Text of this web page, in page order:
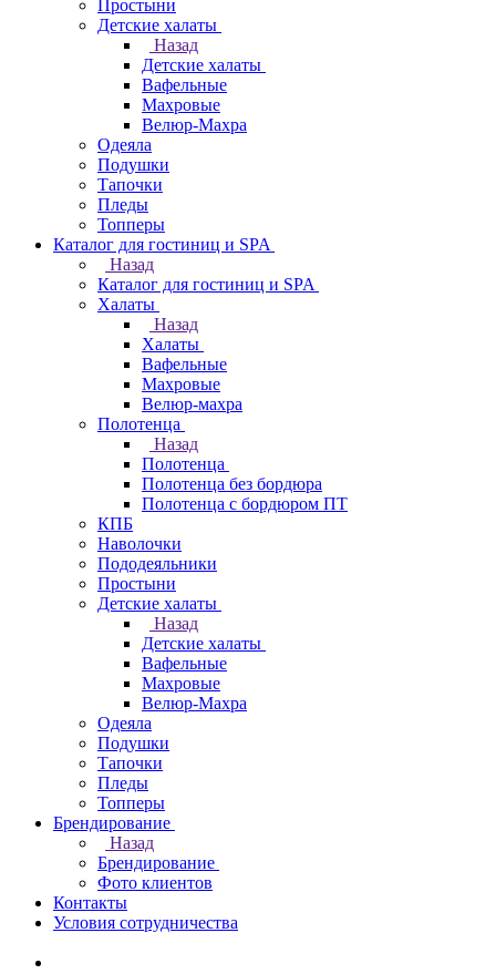
Простыни
Детские халаты
Назад
Детские халаты
Вафельные
Махровые
Велюр-Махра
Одеяла
Подушки
Тапочки
Пледы
Топперы
Каталог для гостиниц и SPA
Назад
Каталог для гостиниц и SPA
Халаты
Назад
Халаты
Вафельные
Махровые
Велюр-махра
Полотенца
Назад
Полотенца
Полотенца без бордюра
Полотенца с бордюром ПТ
КПБ
Наволочки
Пододеяльники
Простыни
Детские халаты
Назад
Детские халаты
Вафельные
Махровые
Велюр-Махра
Одеяла
Подушки
Тапочки
Пледы
Топперы
Брендирование
Назад
Брендирование
Фото клиентов
Контакты
Условия сотрудничества